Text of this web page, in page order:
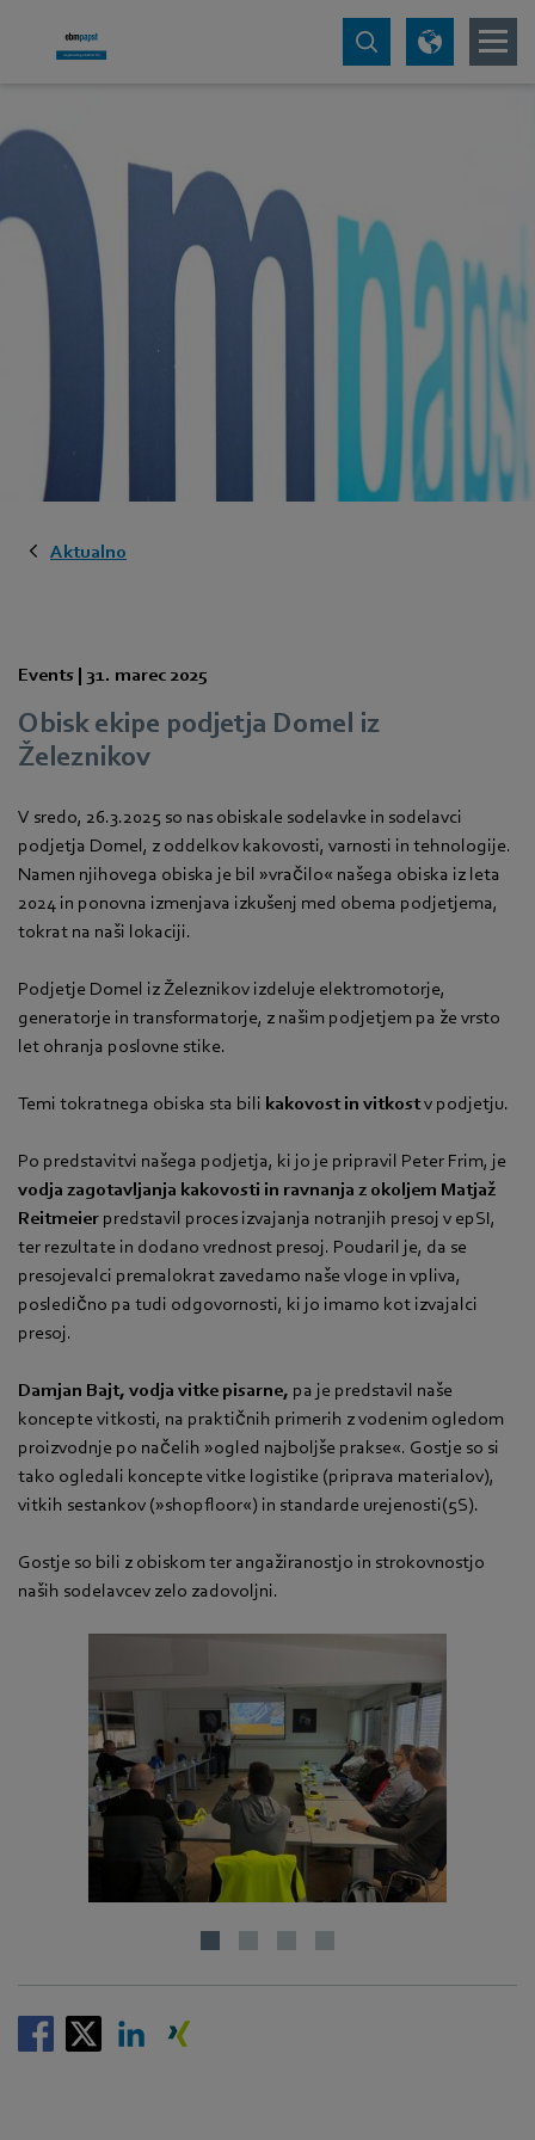
Aktualno
Events | 31. marec 2025
Obisk ekipe podjetja Domel iz
Železnikov
V sredo, 26.3.2025 so nas obiskale sodelavke in sodelavci
podjetja Domel, z oddelkov kakovosti, varnosti in tehnologije.
Namen njihovega obiska je bil »vračilo« našega obiska iz leta
2024 in ponovna izmenjava izkušenj med obema podjetjema,
tokrat na naši lokaciji.
Podjetje Domel iz Železnikov izdeluje elektromotorje,
generatorje in transformatorje, z našim podjetjem pa že vrsto
let ohranja poslovne stike.
Temi tokratnega obiska sta bili kakovost in vitkostv podjetju.
Po predstavitvi našega podjetja, ki jo je pripravil Peter Frim, je
vodja zagotavljanja kakovosti in ravnanja z okoljem Matjaž
Reitmeier predstavil proces izvajanja notranjih presoj v epSI,
ter rezultate in dodano vrednost presoj. Poudaril je, da se
presojevalci premalokrat zavedamo naše vloge in vpliva,
posledično pa tudi odgovornosti, ki jo imamo kot izvajalci
presoj.
Damjan Bajt, vodja vitke pisarne, pa je predstavil naše
koncepte vitkosti, na praktičnih primerih z vodenim ogledom
proizvodnje po načelih »ogled najboljše prakse«. Gostje so si
tako ogledali koncepte vitke logistike (priprava materialov),
vitkih sestankov (»shopfloor«) in standarde urejenosti(5S).
Gostje so bili z obiskom ter angažiranostjo in strokovnostjo
naših sodelavcev zelo zadovoljni.